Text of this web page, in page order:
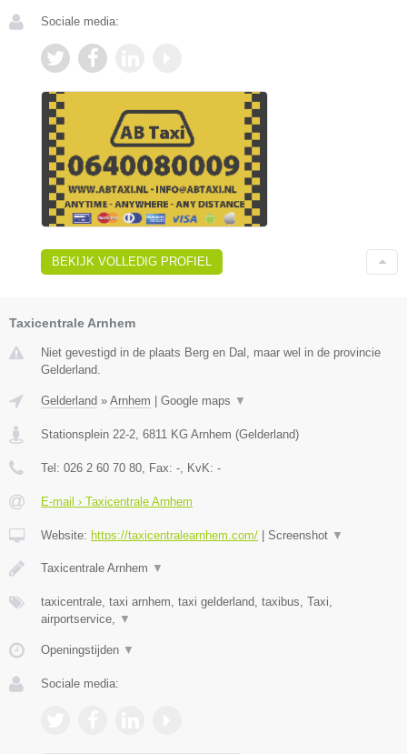
Sociale media:
BEKIJK VOLLEDIG PROFIEL
Taxicentrale Arnhem
Niet gevestigd in de plaats Berg en Dal, maar wel in de provincie
Gelderland.
Gelderland » Arnhem Google maps ▼
Stationsplein 22-2 6811 KG Arnhem (Gelderland)
Tel: 026 2 60 70 80 , Fax: - , KvK: -
E-mail › Taxicentrale Arnhem
Website: https://taxicentralearnhem.com/ Screenshot ▼
Taxicentrale Arnhem ▼
taxicentrale, taxi arnhem, taxi gelderland, taxibus, Taxi,
airportservice,
▼
Openingstijden ▼
Sociale media: